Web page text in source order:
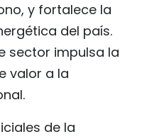
y fortalece la
del país.
sector impulsa la
valor a la
de la